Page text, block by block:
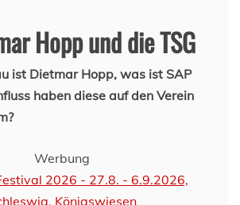
Hopp und die TSG
ist Dietmar Hopp, was ist SAP
haben diese auf den Verein
Werbung